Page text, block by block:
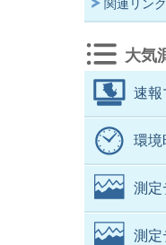
関連リン
大気
速報
環境
測定
測定